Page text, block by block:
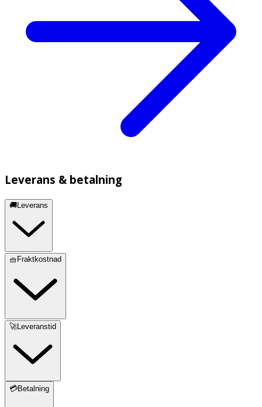
Leverans & betalning
🚚Leverans
🧺Fraktkostnad
🚀Leveranstid
💳Betalning